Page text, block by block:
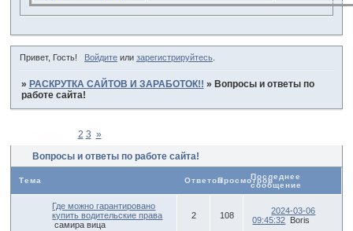
Привет, Гость! Войдитеили зарегистрируйтесь.
» РАСКРУТКА САЙТОВ И ЗАРАБОТОК!! » Вопросы и ответы по
работе сайта!
Вопросы и ответы по работе сайта!
2 3 »
Тема ОтветовПросмотровПоследнее
сообщение
Где можно гарантировано
купить водительские права
самира вица
2 108
2024-03-06
09:45:32
Boris